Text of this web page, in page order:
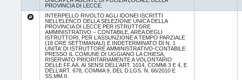
PROVINCIA DI LECCE.
INTERPELLO RIVOLTO AGLI IDONEI ISCRITTI
NELL’ELENCO DELLA SELEZIONE UNICA DELLA
PROVINCIA DI LECCE PER ISTRUTTORE
AMMINISTRATIVO – CONTABILE, AREA DEGLI
ISTRUTTORI, PER L’ASSUNZIONE A TEMPO PARZIALE
(18 ORE SETTIMANALI) E INDETERMINATO DI N. 1
UNITA’ DI ISTRUTTORE AMMINISTRATIVO-CONTABILE
PRESSO IL COMUNE DI UGGIANO LA CHIESA,
RISERVATO PRIORITARIAMENTE A VOLONTARIO
DELLE FF.AA. AI SENSI DELL’ART. 1014, COMMI 3 E 4, E
DELL’ART. 678, COMMA 9, DEL D.LGS. N. 66/2010 E
SS.MM.II.